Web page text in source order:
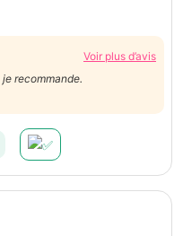
Voir plus d’avis
recommande.